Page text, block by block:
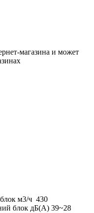
магазина и может
м3/ч 430
блок дБ(А) 39~28